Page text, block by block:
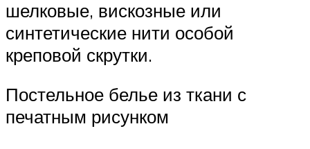
шелковые, вискозные или
синтетические нити особой
креповой скрутки.
Постельное белье из ткани с
печатным рисунком